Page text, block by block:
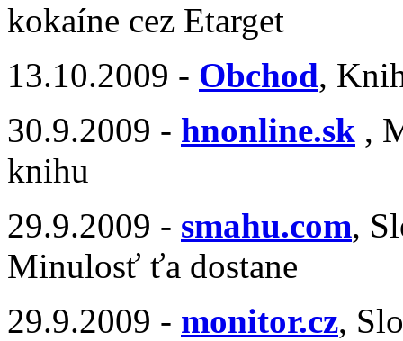
kokaíne cez Etarget
13.10.2009 - Obchod,
30.9.2009 - hnonline.sk ,
knihu
29.9.2009 - smahu.com,
Minulosť ťa dostane
29.9.2009 - monitor.cz,